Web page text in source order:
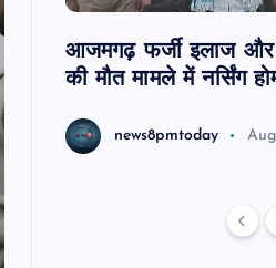
आजमगढ़ फर्जी इलाज और
की मौत मामले में नर्सिंग
news8pmtoday